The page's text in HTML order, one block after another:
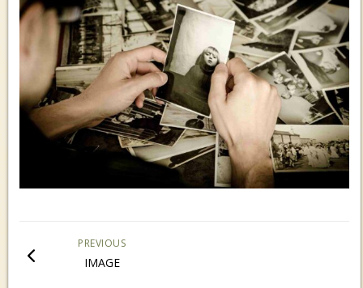
PREVIOUS
IMAGE